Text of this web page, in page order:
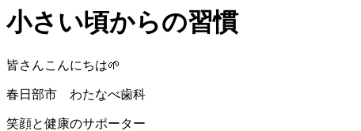
小さい頃からの習慣
皆さんこんにちは🌱
春日部市 わたなべ歯科
笑顔と健康のサポーター